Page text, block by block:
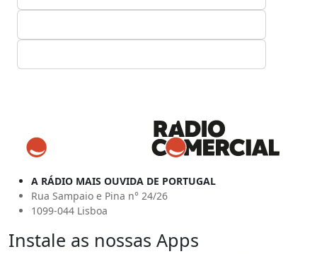
A RÁDIO MAIS OUVIDA DE PORTUGAL
Rua Sampaio e Pina n° 24/26
1099-044 Lisboa
Instale as nossas Apps